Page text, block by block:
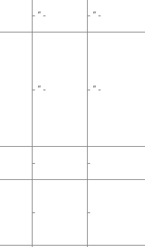
- “ - - “ -
- “ - - “ -
- -
- -